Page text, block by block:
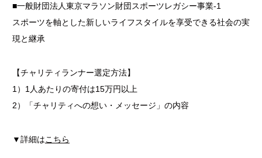
■一般財団法人東京マラソン財団スポーツレガシー事業-1
スポーツを軸とした新しいライフスタイルを享受できる社会の実
現と継承
【チャリティランナー選定方法】
1）1人あたりの寄付は15万円以上
2）「チャリティへの想い・メッセージ」の内容
▼詳細はこちら